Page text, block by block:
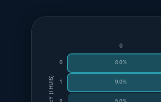
0
0 8.0%
9.0%